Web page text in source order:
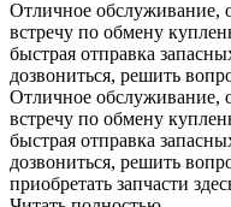
Отличное обслуживание,
встречу по обмену
быстрая отправка
дозвониться, решить
Отличное обслуживание,
встречу по обмену
быстрая отправка
дозвониться, решить
приобретать запчасти